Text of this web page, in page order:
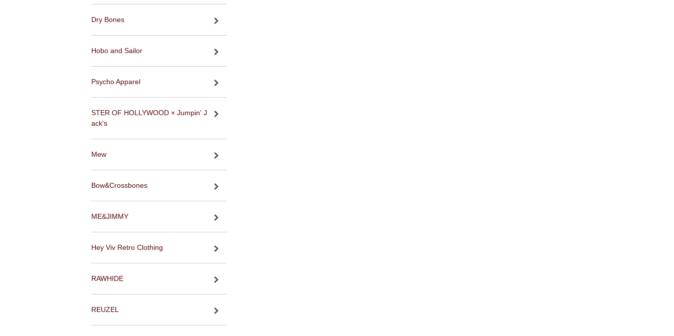
Dry Bones
Hobo and Sailor
Psycho Apparel
STER OF HOLLYWOOD × Jumpin' J
ack's
Mew
Bow&Crossbones
ME&JIMMY
Hey Viv Retro Clothing
RAWHIDE
REUZEL